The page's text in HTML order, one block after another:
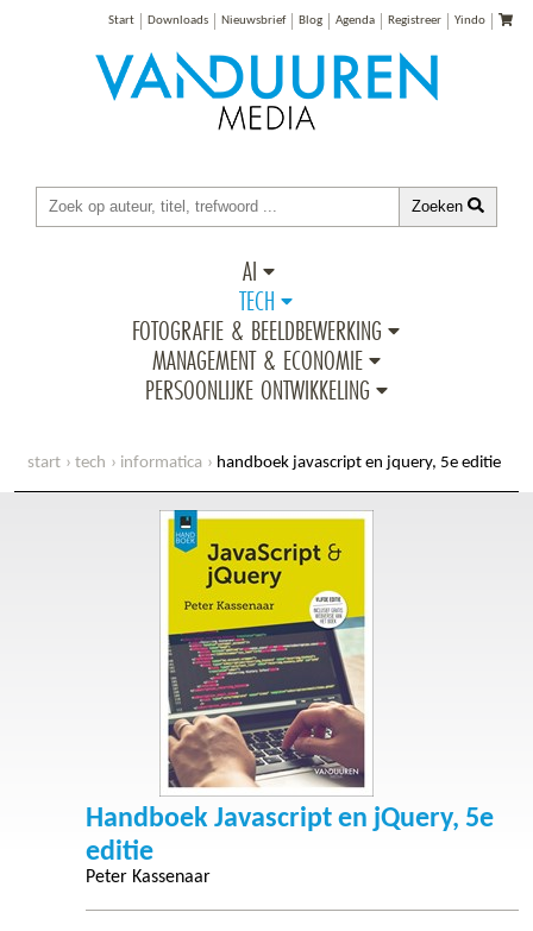
Start Downloads Nieuwsbrief Blog Agenda Registreer Yindo
Zoeken
AI
TECH
FOTOGRAFIE & BEELDBEWERKING
MANAGEMENT & ECONOMIE
PERSOONLIJKE ONTWIKKELING
start tech informatica handboek javascript en jquery, 5e editie
Handboek Javascript en jQuery, 5e
editie
Peter Kassenaar